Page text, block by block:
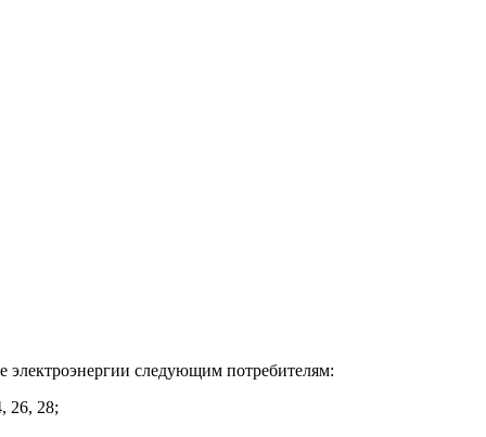
электроэнергии следующим потребителям:
26, 28;